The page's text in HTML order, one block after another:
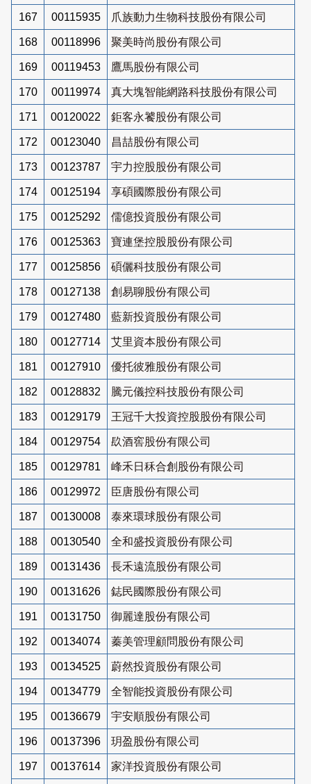
167 00115935 爪族動力生物科技股份有限公司
168 00118996 聚美時尚股份有限公司
169 00119453 鷹馬股份有限公司
170 00119974 真大塊智能網路科技股份有限公司
171 00120022 鉅客永饕股份有限公司
172 00123040 昌喆股份有限公司
173 00123787 宇力控股股份有限公司
174 00125194 享碩國際股份有限公司
175 00125292 儒億投資股份有限公司
176 00125363 寶連堡控股股份有限公司
177 00125856 碩儷科技股份有限公司
178 00127138 創易聊股份有限公司
179 00127480 藍新投資股份有限公司
180 00127714 艾里資本股份有限公司
181 00127910 優托彼雅股份有限公司
182 00128832 騰元儀控科技股份有限公司
183 00129179 王冠千大投資控股股份有限公司
184 00129754 镹酒窖股份有限公司
185 00129781 峰禾日秝合創股份有限公司
186 00129972 臣唐股份有限公司
187 00130008 泰來環球股份有限公司
188 00130540 全和盛投資股份有限公司
189 00131436 長禾遠流股份有限公司
190 00131626 鋕民國際股份有限公司
191 00131750 御麗達股份有限公司
192 00134074 蓁美管理顧問股份有限公司
193 00134525 蔚然投資股份有限公司
194 00134779 全智能投資股份有限公司
195 00136679 宇安順股份有限公司
196 00137396 玥盈股份有限公司
197 00137614 家洋投資股份有限公司